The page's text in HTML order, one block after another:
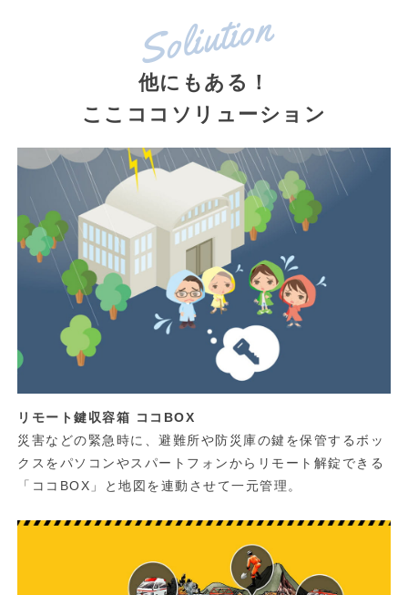
Soliution
他にもある！
ここココソリューション
リモート鍵収容箱 ココBOX
災害などの緊急時に、避難所や防災庫の鍵を保管するボッ
クスをパソコンやスパートフォンからリモート解錠できる
「ココBOX」と地図を連動させて一元管理。